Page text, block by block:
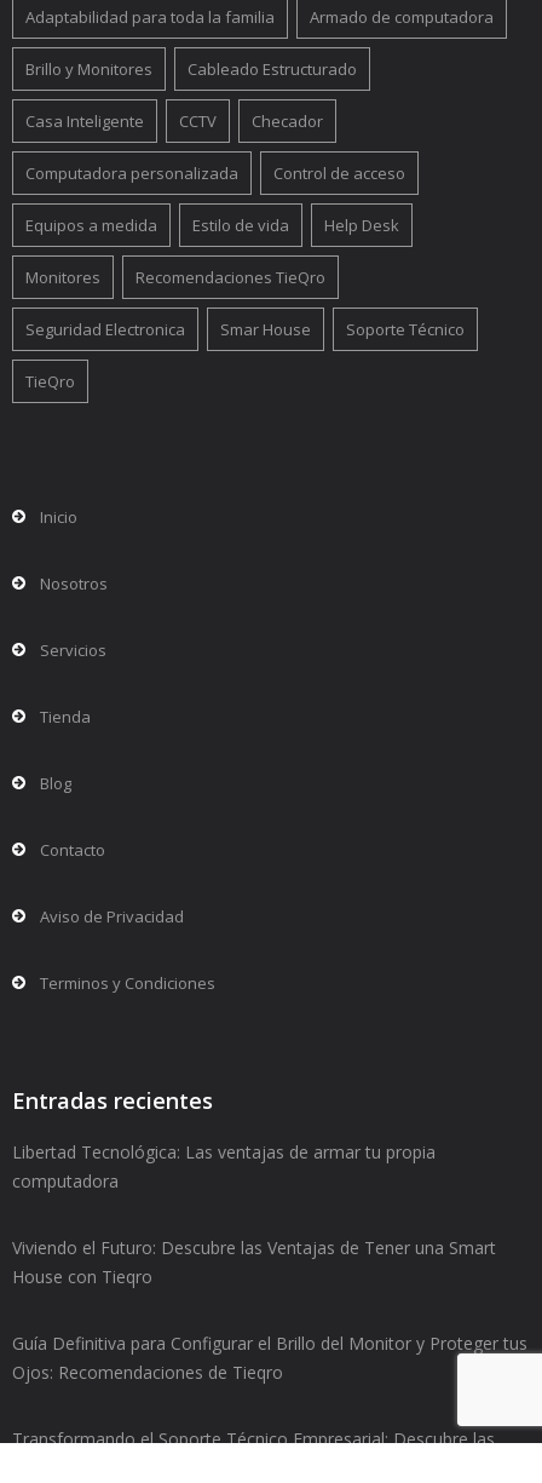
Adaptabilidad para toda la familia Armado de computadora
Brillo y Monitores Cableado Estructurado
Casa Inteligente CCTV Checador
Computadora personalizada Control de acceso
Equipos a medida Estilo de vida Help Desk
Monitores Recomendaciones TieQro
Seguridad Electronica Smar House Soporte Técnico
TieQro
Inicio
Nosotros
Servicios
Tienda
Blog
Contacto
Aviso de Privacidad
Terminos y Condiciones
Entradas recientes
Libertad Tecnológica: Las ventajas de armar tu propia
computadora
Viviendo el Futuro: Descubre las Ventajas de Tener una Smart
House con Tieqro
Guía Definitiva para Configurar el Brillo del Monitor y Proteger tus
Ojos: Recomendaciones de Tieqro
Transformando el Soporte Técnico Empresarial: Descubre las